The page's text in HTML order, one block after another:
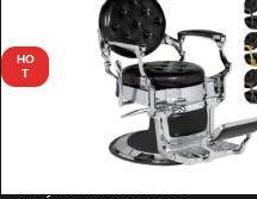
HO
T